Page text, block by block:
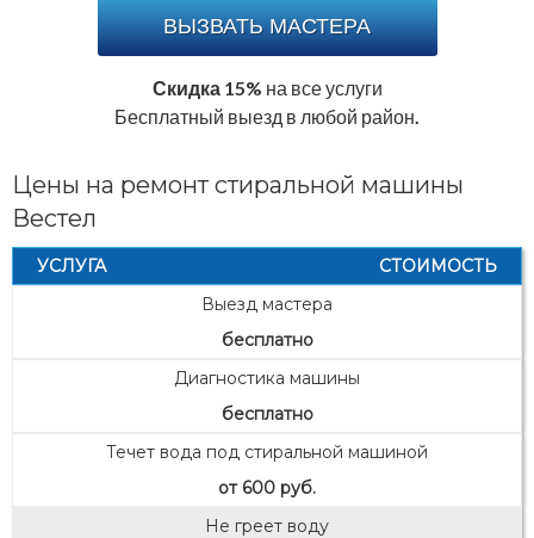
ВЫЗВАТЬ МАСТЕРА
Скидка 15% на все услуги
Бесплатный выезд в любой район.
Цены на ремонт стиральной машины
Вестел
УСЛУГА
СТОИМОСТЬ
Выезд мастера
бесплатно
Диагностика машины
бесплатно
Течет вода под стиральной машиной
от 600 руб.
Не греет воду